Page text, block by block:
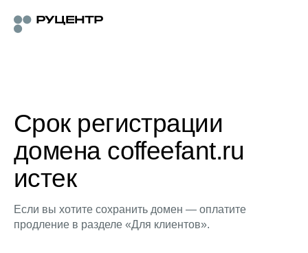
Срок регистрации
домена coffeefant.ru
истек
Если вы хотите сохранить домен — оплатите
продление в разделе «Для клиентов».